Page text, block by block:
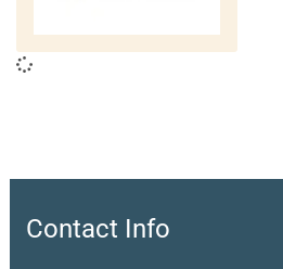
Contact Info